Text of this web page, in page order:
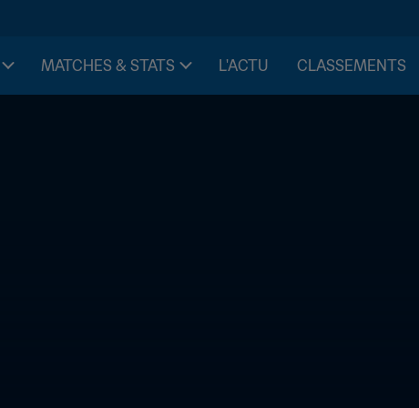
MATCHES & STATS L'ACTU CLASSEMENTS